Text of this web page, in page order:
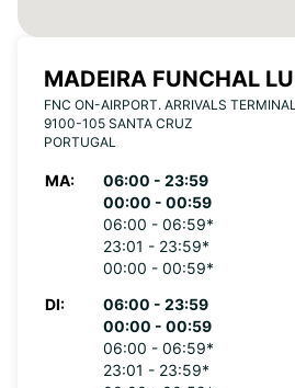
MADEIRA FUNCHAL
FNC ON-AIRPORT. ARRIVALS
9100-105 SANTA CRUZ
PORTUGAL
MA:
06:00 - 23:59
00:00 - 00:59
06:00 - 06:59*
23:01 - 23:59*
00:00 - 00:59*
DI:
06:00 - 23:59
00:00 - 00:59
06:00 - 06:59*
23:01 - 23:59*